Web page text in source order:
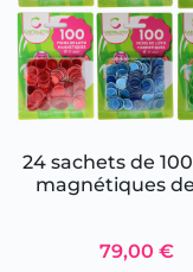
24 sachets de
magnétiques
79,00 €